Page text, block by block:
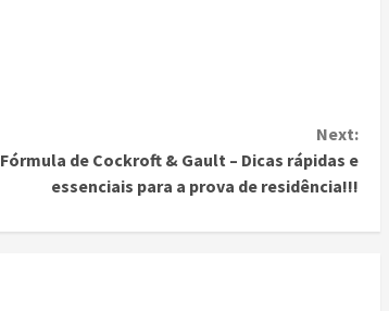
Next:
Fórmula de Cockroft & Gault – Dicas rápidas e
essenciais para a prova de residência!!!